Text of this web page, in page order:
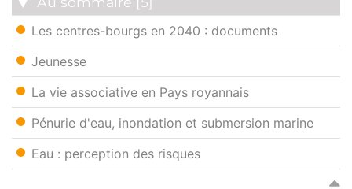
Les centres-bourgs en 2040 : documents
Jeunesse
La vie associative en Pays royannais
Pénurie d'eau, inondation et submersion marine
Eau : perception des risques